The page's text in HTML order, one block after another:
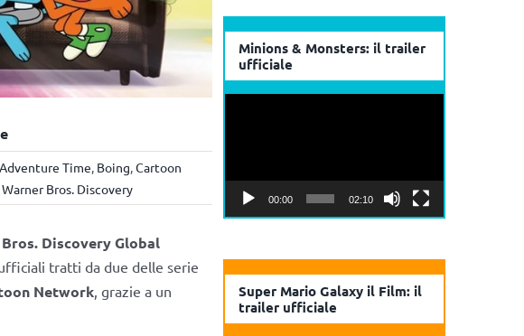
Adventure Time, Boing,Cartoon
Warner Bros. Discovery
Discovery Global
tratti da due delle serie
Network, grazie a un
Minions & Monsters: il trailer
ufficiale
00:00 02:10
Super Mario Galaxy il Film: il
trailer ufficiale